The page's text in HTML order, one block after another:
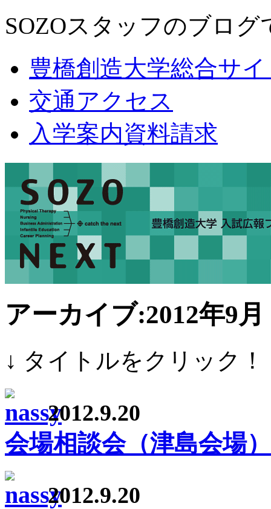
SOZOスタッフのブログ
豊橋創造大学総合サ
交通アクセス
入学案内資料請求
アーカイブ:2012年9月
↓ タイトルをクリック！
2012.9.20
会場相談会（津島会場）
2012.9.20